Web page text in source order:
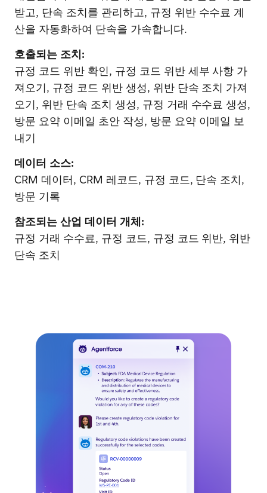
받고, 단속 조치를 관리하고, 규정 위반 수수료 계
산을 자동화하여 단속을 가속합니다.
호출되는 조치:
규정 코드 위반 확인, 규정 코드 위반 세부 사항 가
져오기, 규정 코드 위반 생성, 위반 단속 조치 가져
오기, 위반 단속 조치 생성, 규정 거래 수수료 생성,
방문 요약 이메일 초안 작성, 방문 요약 이메일 보
내기
데이터 소스:
CRM 데이터, CRM 레코드, 규정 코드, 단속 조치,
방문 기록
참조되는 산업 데이터 개체:
규정 거래 수수료, 규정 코드, 규정 코드 위반, 위반
단속 조치